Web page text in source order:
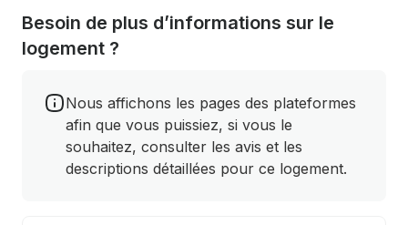
Besoin de plus d’informations sur le
logement ?
Nous affichons les pages des plateformes
afin que vous puissiez, si vous le
souhaitez, consulter les avis et les
descriptions détaillées pour ce logement.